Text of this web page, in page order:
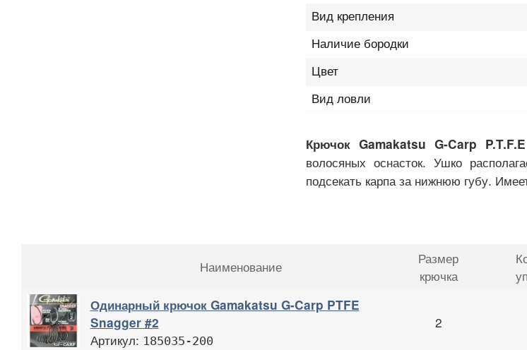
Вид крепления
Наличие бородки
Цвет
Вид ловли
Крючок Gamakatsu G-Carp
волосяных оснасток. Ушко
подсекать карпа за нижнюю губу.
Наименование
Размер
крючка
Одинарный крючок Gamakatsu G-Carp PTFE
Snagger #2
Артикул: 185035-200
2